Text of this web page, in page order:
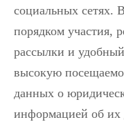
социальных сетях.
порядком участия,
рассылки и
высокую
данных о
информацией об их